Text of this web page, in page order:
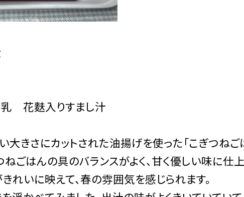
花麩入りすまし汁
きさにカットされた油揚げを使った「こぎつねご
ごはんの具のバランスがよく、甘く優しい味に仕
れいに映えて、春の雰囲気を感じられます。